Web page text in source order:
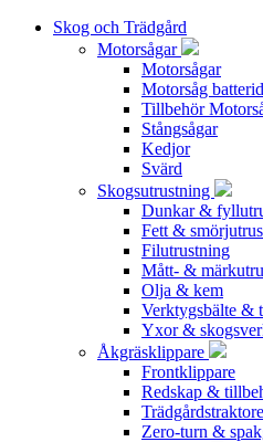
Skog och Trädgård
Motorsågar
Motorsågar
Motorsåg
Tillbehör
Stångsågar
Kedjor
Svärd
Skogsutrustning
Dunkar &
Fett &
Filutrustning
Mått- &
Olja & kem
Verktygsbälte &
Yxor &
Åkgräsklippare
Frontklippare
Redskap &
Zero-turn &